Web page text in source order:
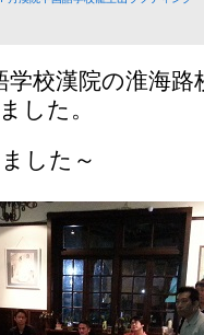
学校漢院の淮海路
した。
した～